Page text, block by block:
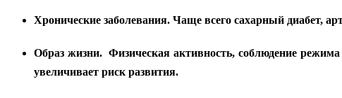
Хронические заболевания. Чаще всего сахарный диабет,
Образ жизни. Физическая активность, соблюдение
увеличивает риск развития.